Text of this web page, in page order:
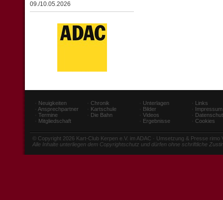
09./10.05.2026
· Neuigkeiten
· Ansprechpartner
· Termine
· Mitgliedschaft
· Chronik
· Kartschule
· Die Bahn
· Unterlagen
· Bilder
· Videos
· Ergebnisse
· Links
· Impressum
·
· Cookies
© Copyright 2026 Kart-Club Kerpen e.V. im ADAC · Umsetzung & Presse rimo
Alle Inhalte unterliegen dem Copyrightschutz und dürfen ohne schriftliche